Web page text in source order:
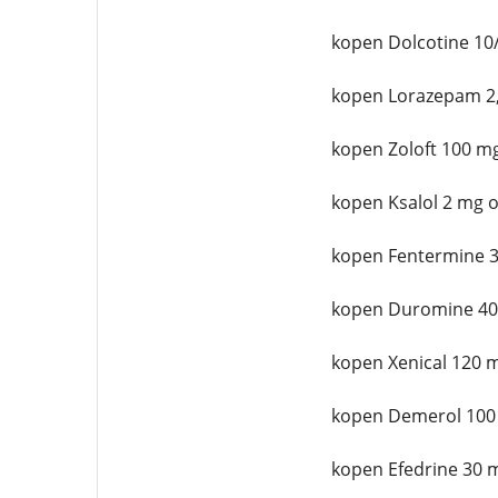
kopen Dolcotine
kopen Lorazepam
kopen Zoloft 100
kopen Ksalol 2 mg
kopen Fentermine
kopen Duromine
kopen Xenical 120
kopen Demerol
kopen Efedrine 30